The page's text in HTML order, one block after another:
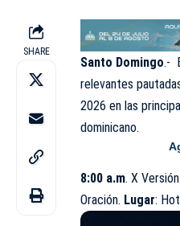
SHARE
Santo Domingo.-
relevantes
2026 en las
dominicano.
8:00 a.m. X
Oración. Lugar: